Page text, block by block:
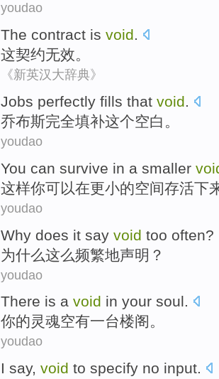
youdao
The contract is void.
这契约无效。
《新英汉大辞典》
Jobs perfectly fills that void.
乔布斯完全填补这个空白 。
youdao
You can survive in a smaller
这样你可以在更小的空间存活下
youdao
Why does it say void too often?
为什么这么频繁地声明？
youdao
There is a void in your soul.
你的灵魂空有一台楼阁。
youdao
I say, void to specify no input.